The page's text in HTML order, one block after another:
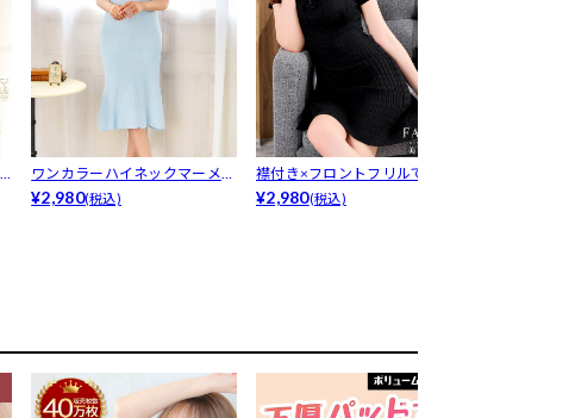
ワンカラーハイネックマーメイ
ドニットワ...
¥2,980(税込)
襟付き×フロントフリルで好感
度バツグン...
¥2,980(税込)